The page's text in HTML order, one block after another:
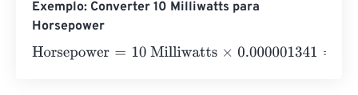
Exemplo: Converter 10 Milliwatts para
Horsepower
Horsepower= 10 Milliwatts×0.000001341=0.0000134